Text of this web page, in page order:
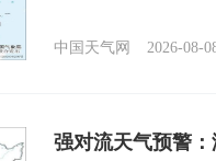
中国天气网 2026-08-
强对流天气预警